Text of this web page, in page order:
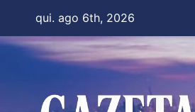
content
qui. ago 6th, 2026